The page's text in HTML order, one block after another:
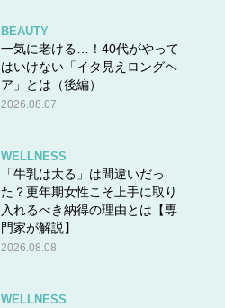
BEAUTY
一気に老ける…！40代がやって
はいけない「イタ見えロングヘ
ア」とは（後編）
2026.08.07
WELLNESS
「牛乳は太る」は間違いだっ
た？更年期女性こそ上手に取り
入れるべき納得の理由とは【専
門家が解説】
2026.08.08
WELLNESS